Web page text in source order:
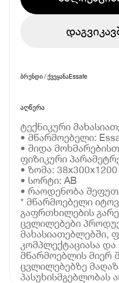
ბრენდი / ქვეყანაEssafe
აღწერა
ტექნიკური
• მწარმოებელი:
• შიდა
ფიზიკური
• ზომა:
• სორტი: AB
• რაოდენობა
* მწარმოებელი
გაფრთხილების
ცვლილებები
მახასიათებლებში,
კომპლექტაციასა და
მწარმოებლის მიერ
ცვლილებებზე
პასუხისმგებლობას